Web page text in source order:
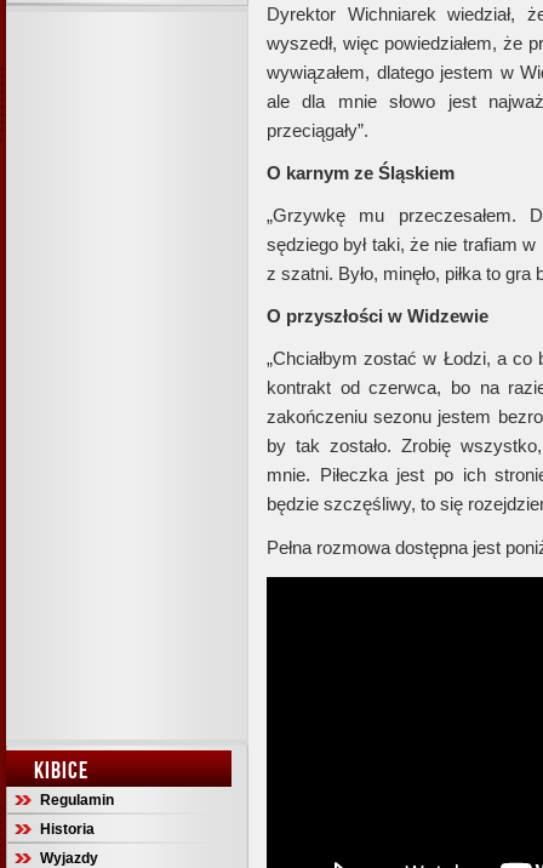
KIBICE
Regulamin
Historia
Wyjazdy
Dyrektor Wichniarek
wyszedł, więc powiedziałem, że
wywiązałem, dlatego jestem w
ale dla mnie słowo jest
przeciągały”.
O karnym ze Śląskiem
„Grzywkę mu przeczesałem.
sędziego był taki, że nie trafiam
z szatni. Było, minęło, piłka to gra
O przyszłości w Widzewie
„Chciałbym zostać w Łodzi, a
kontrakt od czerwca, bo na
zakończeniu sezonu jestem
by tak zostało. Zrobię
mnie. Piłeczka jest po ich
będzie szczęśliwy, to się
Pełna rozmowa dostępna jest